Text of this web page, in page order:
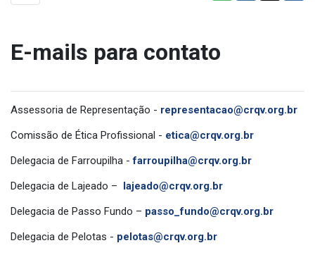
E-mails para contato
Assessoria de Representação - representacao@crqv.org.br
Comissão de Ética Profissional - etica@crqv.org.br
Delegacia de Farroupilha -farroupilha@crqv.org.br
Delegacia de Lajeado – lajeado@crqv.org.br
Delegacia de Passo Fundo – passo_fundo@crqv.org.br
Delegacia de Pelotas - pelotas@crqv.org.br